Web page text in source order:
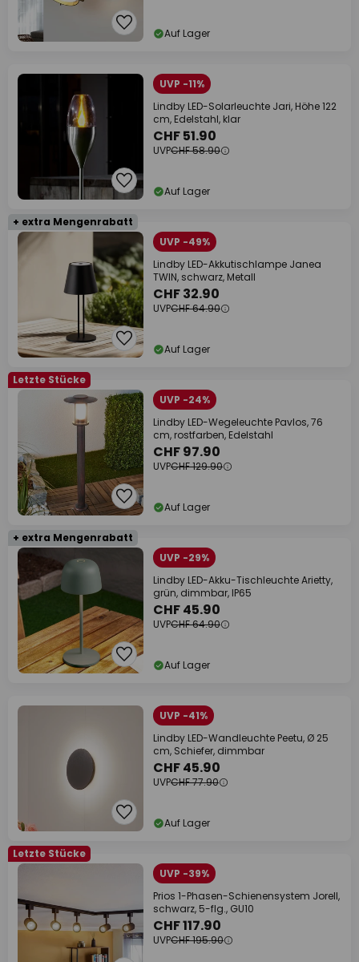
Auf Lager
UVP -11%
Lindby LED-Solarleuchte Jari, Höhe 122
cm, Edelstahl, klar
CHF 51.90
UVPCHF 58.90
Auf Lager
+ extra Mengenrabatt
UVP -49%
Lindby LED-Akkutischlampe Janea
TWIN, schwarz, Metall
CHF 32.90
UVPCHF 64.90
Auf Lager
Letzte Stücke
UVP -24%
Lindby LED-Wegeleuchte Pavlos, 76
cm, rostfarben, Edelstahl
CHF 97.90
UVPCHF 129.90
Auf Lager
+ extra Mengenrabatt
UVP -29%
Lindby LED-Akku-Tischleuchte Arietty,
grün, dimmbar, IP65
CHF 45.90
UVPCHF 64.90
Auf Lager
UVP -41%
Lindby LED-Wandleuchte Peetu, Ø 25
cm, Schiefer, dimmbar
CHF 45.90
UVPCHF 77.90
Auf Lager
Letzte Stücke
UVP -39%
Prios 1-Phasen-Schienensystem Jorell,
schwarz, 5-flg., GU10
CHF 117.90
UVPCHF 195.90